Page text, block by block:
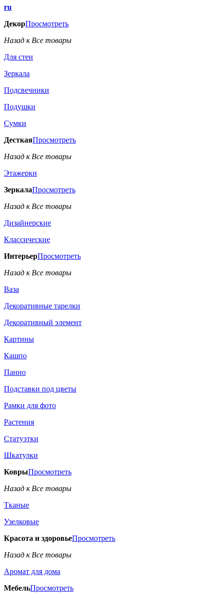
ru
ДекорПросмотреть
Назад к Все товары
Для стен
Зеркала
Подсвечники
Подушки
Сумки
ДесткаяПросмотреть
Назад к Все товары
Этажерки
ЗеркалаПросмотреть
Назад к Все товары
Дизайнерские
Классические
ИнтерьерПросмотреть
Назад к Все товары
Ваза
Декоративные тарелки
Декоративный элемент
Картины
Кашпо
Панно
Подставки под цветы
Рамки для фото
Растения
Статуэтки
Шкатулки
КоврыПросмотреть
Назад к Все товары
Тканые
Узелковые
Красота и здоровьеПросмотреть
Назад к Все товары
Аромат для дома
МебельПросмотреть